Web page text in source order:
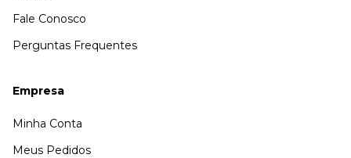
Fale Conosco
Perguntas Frequentes
Empresa
Minha Conta
Meus Pedidos